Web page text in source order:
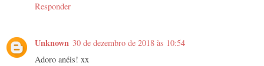
Responder
Unknown 30 de dezembro de 2018 às 10:54
Adoro anéis! xx